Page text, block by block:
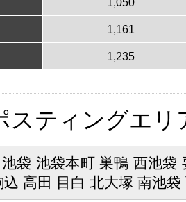
1,161
1,235
スティングエリ
袋 池袋本町 巣鴨 西池袋
高田 目白 北大塚 南池袋